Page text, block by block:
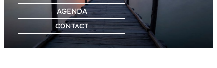
C
H
AGENDA
CONTACT